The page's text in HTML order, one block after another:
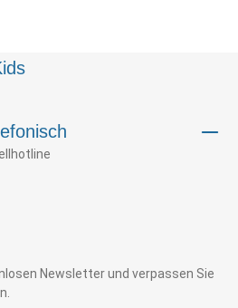
Newsletter und verpassen Sie